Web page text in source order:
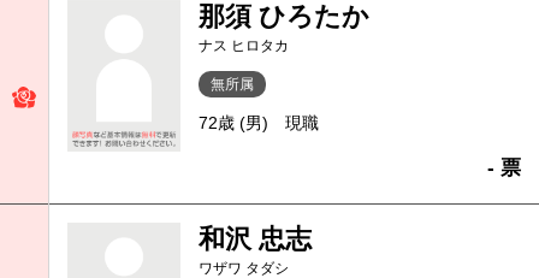
那須 ひろたか
ナス ヒロタカ
無所属
72歳 (男) 現職
- 票
和沢 忠志
ワザワ タダシ